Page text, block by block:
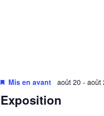
Exposition
Mis en avant août 20 - août